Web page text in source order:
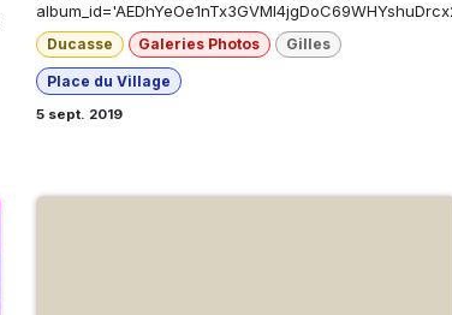
Ducasse Galeries Photos Gilles
Place du Village
5 sept. 2019